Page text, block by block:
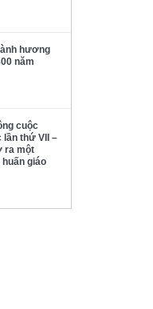
hương
năm
cuộc
lần thứ VII –
ra một
giáo